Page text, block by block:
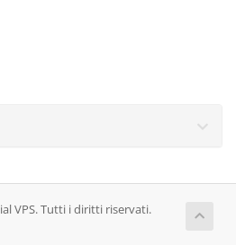
VPS. Tutti i diritti riservati.